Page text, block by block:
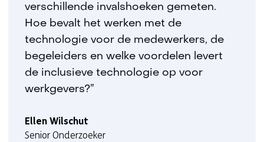
verschillende invalshoeken gemeten.
Hoe bevalt het werken met de
technologie voor de medewerkers, de
begeleiders en welke voordelen levert
de inclusieve technologie op voor
werkgevers?”
Ellen Wilschut
Senior Onderzoeker